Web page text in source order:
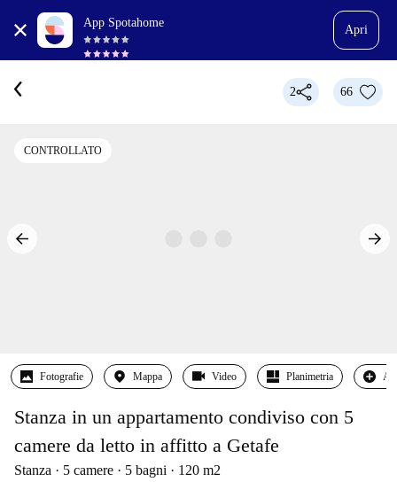
App Spotahome
Apri
2 66
CONTROLLATO
Fotografie Mappa Video Planimetria
Stanza in un appartamento condiviso con 5
camere da letto in affitto a Getafe
Stanza 5 camere 5 bagni 120 m2